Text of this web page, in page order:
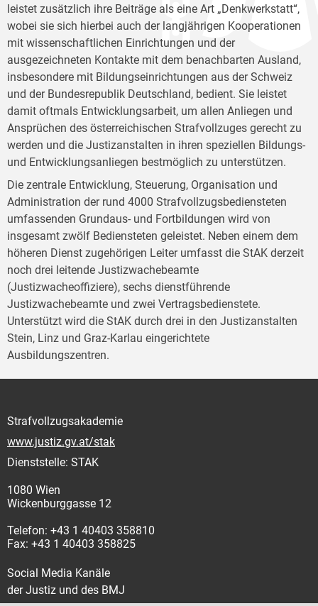
leistet zusätzlich ihre Beiträge als eine Art „Denkwerkstatt“,
wobei sie sich hierbei auch der langjährigen Kooperationen
mit wissenschaftlichen Einrichtungen und der
ausgezeichneten Kontakte mit dem benachbarten Ausland,
insbesondere mit Bildungseinrichtungen aus der Schweiz
und der Bundesrepublik Deutschland, bedient. Sie leistet
damit oftmals Entwicklungsarbeit, um allen Anliegen und
Ansprüchen des österreichischen Strafvollzuges gerecht zu
werden und die Justizanstalten in ihren speziellen Bildungs-
und Entwicklungsanliegen bestmöglich zu unterstützen.
Die zentrale Entwicklung, Steuerung, Organisation und
Administration der rund 4000 Strafvollzugsbediensteten
umfassenden Grundaus- und Fortbildungen wird von
insgesamt zwölf Bediensteten geleistet. Neben einem dem
höheren Dienst zugehörigen Leiter umfasst die StAK derzeit
noch drei leitende Justizwachebeamte
(Justizwacheoffiziere), sechs dienstführende
Justizwachebeamte und zwei Vertragsbedienstete.
Unterstützt wird die StAK durch drei in den Justizanstalten
Stein, Linz und Graz-Karlau eingerichtete
Ausbildungszentren.
Strafvollzugsakademie
www.justiz.gv.at/stak
Dienststelle: STAK
1080 Wien
Wickenburggasse 12
Telefon: +43 1 40403 358810
Fax: +43 1 40403 358825
Social Media Kanäle
der Justiz und des BMJ